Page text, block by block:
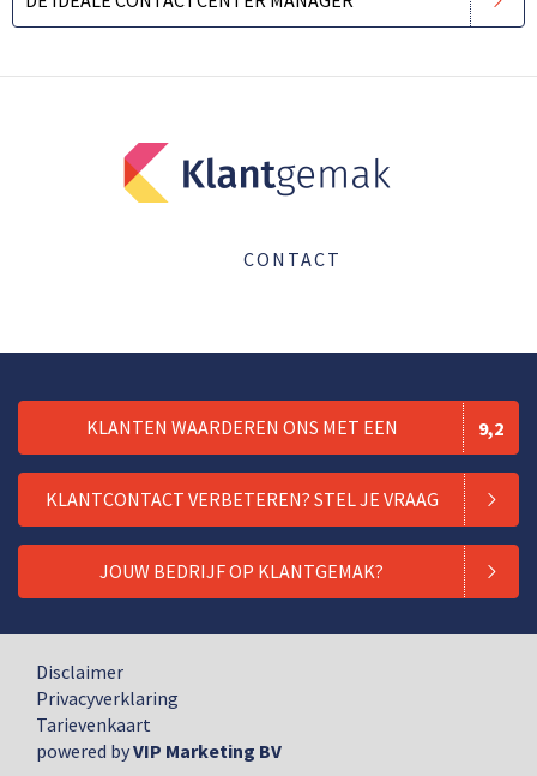
CONTACT
KLANTEN WAARDEREN ONS MET EEN 9,2
KLANTCONTACT VERBETEREN? STEL JE VRAAG
JOUW BEDRIJF OP KLANTGEMAK?
Disclaimer
Privacyverklaring
Tarievenkaart
powered byVIP Marketing BV